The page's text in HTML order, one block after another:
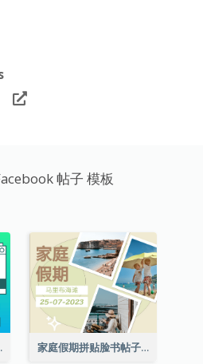
帖子 模板
帖子 家庭假期拼贴脸书帖子